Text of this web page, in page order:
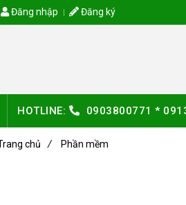
chủ / Phần mềm
Đăng nhập Đăng ký
HOTLINE: 0903800771 *